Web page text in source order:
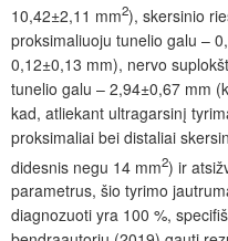
10,42±2,11 mm2), skersinio
proksimaliuoju tunelio galu –
0,12±0,13 mm), nervo
tunelio galu – 2,94±0,67 mm
kad, atliekant ultragarsinį
proksimaliai bei distaliai
didesnis negu 14 mm2) ir
parametrus, šio tyrimo
diagnozuoti yra 100 %,